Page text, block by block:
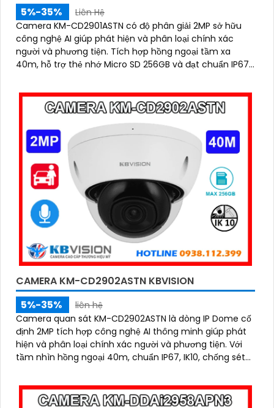
5%-35%
Liên Hệ
Camera KM-CD2901ASTN có độ phân giải 2MP sở hữu
công nghệ AI giúp phát hiện và phân loại chính xác
người và phương tiện. Tích hợp hồng ngoại tầm xa
40m, hỗ trợ thẻ nhớ Micro SD 256GB và đạt chuẩn IP67,
trường
CAMERA KM-CD2902ASTN KBVISION
5%-35%
liên hệ
Camera quan sát KM-CD2902ASTN là dòng IP Dome cố
định 2MP tích hợp công nghệ AI thông minh giúp phát
hiện và phân loại chính xác người và phương tiện. Với
tầm nhìn hồng ngoại 40m, chuẩn IP67, IK10, chống sét
mọi điều kiện môi trường